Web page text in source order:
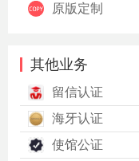
原版定制
其他业务
留信认证
海牙认证
使馆公证